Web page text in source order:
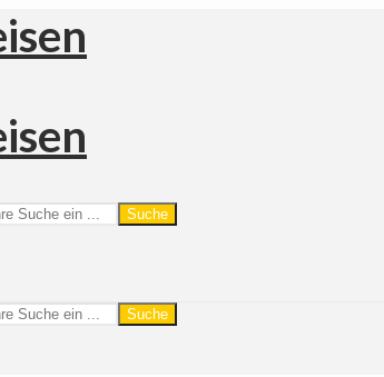
Suche
Suche